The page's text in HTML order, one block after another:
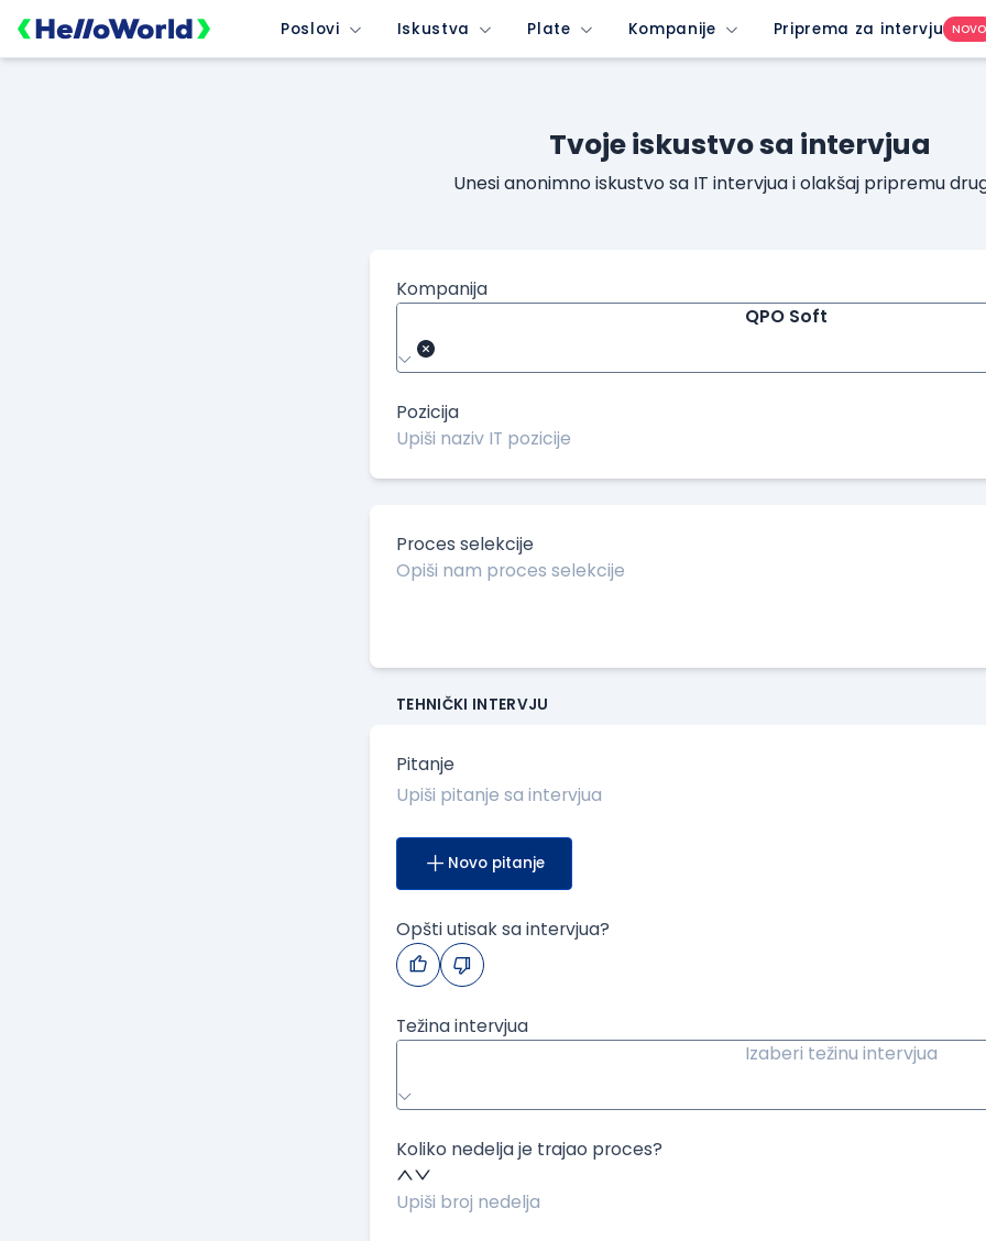
Poslovi Iskustva Plate Kompanije Priprema za intervju NOVO
Tvoje iskustvo sa intervjua
Unesi anonimno iskustvo sa IT intervjua i olakšaj pripremu
Kompanija
QPO Soft
Pozicija
Proces selekcije
TEHNIČKI INTERVJU
Pitanje
Novo pitanje
Opšti utisak sa intervjua?
Težina intervjua
Izaberi težinu intervjua
Koliko nedelja je trajao proces?